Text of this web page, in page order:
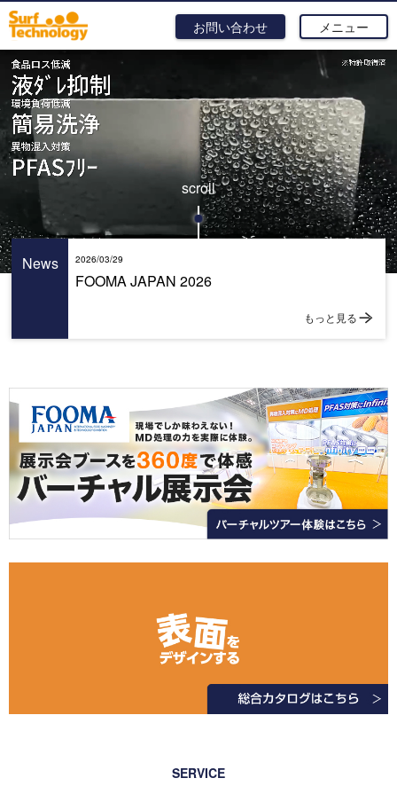
お問い合わせ メニュー
scroll
News 2026/03/29
FOOMA JAPAN 2026
もっと見る
SERVICE